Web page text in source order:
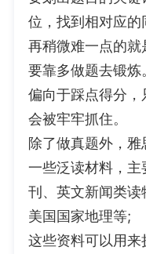
位，找到相对应
再稍微难一点的
要靠多做题去锻炼
偏向于踩点得分
会被牢牢抓住。
除了做真题外，
一些泛读材料，
刊、英文新闻类读
美国国家地理等;
这些资料可以用